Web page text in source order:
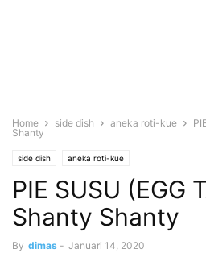
Home side dish aneka roti-kue
Shanty
side dish aneka roti-kue
PIE SUSU (EGG
Shanty Shanty
By dimas - Januari 14, 2020